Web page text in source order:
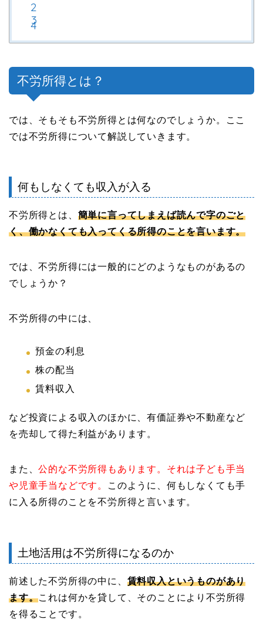
不労所得とは？
では、そもそも不労所得とは何なのでしょうか。ここ
では不労所得について解説していきます。
何もしなくても収入が入る
不労所得とは、 簡単に言ってしまえば読んで字のごと
く、働かなくても入ってくる所得のことを言います。
では、不労所得には一般的にどのようなものがあるの
でしょうか？
不労所得の中には、
預金の利息
株の配当
賃料収入
など投資による収入のほかに、有価証券や不動産など
を売却して得た利益があります。
また、公的な不労所得もあります。それは子ども手当
や児童手当などです。
このように、何もしなくても手
に入る所得のことを不労所得と言います。
土地活用は不労所得になるのか
前述した不労所得の中に、 賃料収入というものがあり
ます。これは何かを貸して、そのことにより不労所得
を得ることです。